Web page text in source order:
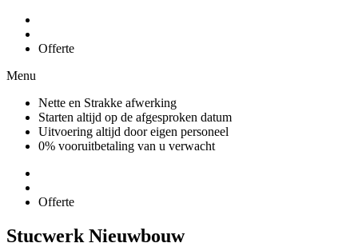
Offerte
Menu
Nette en Strakke afwerking
Starten altijd op de afgesproken datum
Uitvoering altijd door eigen personeel
0% vooruitbetaling van u verwacht
Offerte
Stucwerk Nieuwbouw